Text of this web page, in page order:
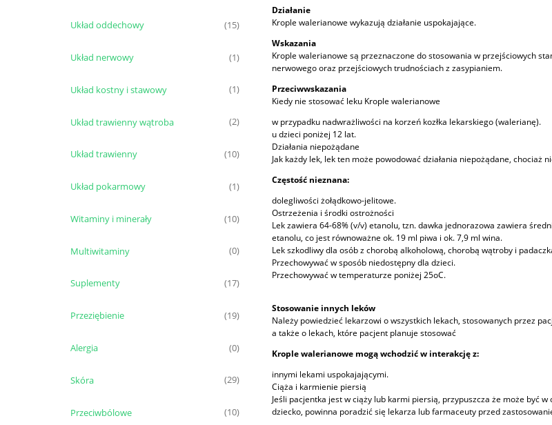
Układ oddechowy (15)
Układ nerwowy (1)
Układ kostny i stawowy (1)
Układ trawienny wątroba (2)
Układ trawienny (10)
Układ pokarmowy (1)
Witaminy i minerały (10)
Multiwitaminy (0)
Suplementy (17)
Przeziębienie (19)
Alergia (0)
Skóra (29)
Przeciwbólowe (10)
Działanie
Krople walerianowe wykazują działanie uspokajające.
Wskazania
Krople walerianowe są przeznaczone do stosowania w przejściowych
nerwowego oraz przejściowych trudnościach z zasypianiem.
Przeciwwskazania
Kiedy nie stosować leku Krople walerianowe
w przypadku nadwrażliwości na korzeń kozłka lekarskiego (walerianę).
u dzieci poniżej 12 lat.
Działania niepożądane
Jak każdy lek, lek ten może powodować działania niepożądane, chociaż
Częstość nieznana:
dolegliwości żołądkowo-jelitowe.
Ostrzeżenia i środki ostrożności
Lek zawiera 64-68% (v/v) etanolu, tzn. dawka jednorazowa zawiera
etanolu, co jest równoważne ok. 19 ml piwa i ok. 7,9 ml wina.
Lek szkodliwy dla osób z chorobą alkoholową, chorobą wątroby i
Przechowywać w sposób niedostępny dla dzieci.
Przechowywać w temperaturze poniżej 25oC.
Stosowanie innych leków
Należy powiedzieć lekarzowi o wszystkich lekach, stosowanych przez
a także o lekach, które pacjent planuje stosować
Krople walerianowe mogą wchodzić w interakcję z:
innymi lekami uspokajającymi.
Ciąża i karmienie piersią
Jeśli pacjentka jest w ciąży lub karmi piersią, przypuszcza że może być
dziecko, powinna poradzić się lekarza lub farmaceuty przed